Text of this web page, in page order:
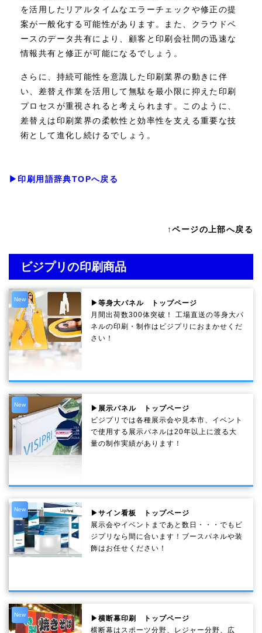
を活用したリアルタイムなエラーチェックや修正の提
案が一般化する可能性があります。また、クラウドベ
ースのデータ共有により、顧客と印刷会社間の迅速な
情報共有と修正が可能になるでしょう。
さらに、持続可能性を意識した印刷業界の動きに伴
い、差替え作業を活用して無駄を最小限に抑えた印刷
プロセスが重視されると考えられます。このように、
差替えは印刷業界の柔軟性と効率性を支える重要な技
術として進化し続けるでしょう。
▶印刷用語辞典TOPへ戻る
↑ページの上部へ戻る
ビジプリの印刷商品
New
▶等身大パネル トップページ
月間出荷数300体突破！ 工場直送の等身大パ
ネルの印刷・制作は ビジプリ におまかせくだ
さい！
New
▶展示パネル トップページ
ビジプリでは各種展示会や見本市、イベント
で使用する展示パネルは20年以上に渡る大
量の制作実績があります！
New
▶サイン看板 トップページ
展示会やイベントまであと数日・・・でもビ
ジプリなら間に合います！ブースパネルや装
飾はお任せください！
New
▶横断幕印刷 トップページ
横断幕はスポーツ分野、レジャー分野、広